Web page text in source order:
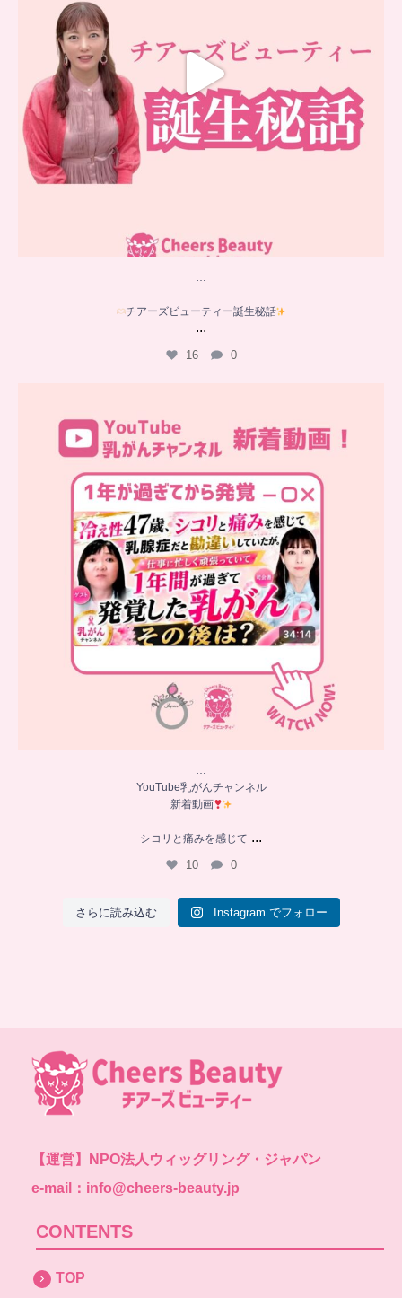
…
チアーズビューティー誕生秘話
...
16 0
新着動画
シコリと痛みを感じて
...
10
…
YouTube乳がんチャンネル
新着動画
シコリと痛みを感じて ...
10 0
さらに読み込む Instagram でフォロー
【運営】
NPO法人ウィッグリング・ジャパン
e-mail：info@cheers-beauty.jp
CONTENTS
TOP